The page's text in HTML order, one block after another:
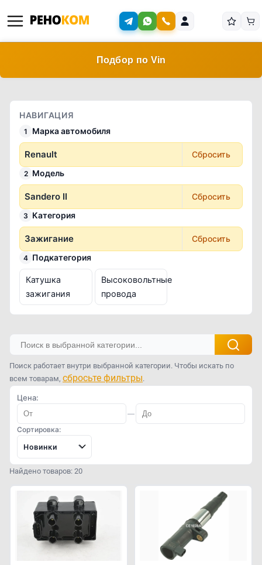
Подбор по Vin
НАВИГАЦИЯ
1 Марка автомобиля
Renault Сбросить
2 Модель
Sandero II Сбросить
3 Категория
Зажигание Сбросить
4 Подкатегория
Катушка
зажигания
Высоковольтные
провода
Поиск работает внутри выбранной категории. Чтобы искать по
всем товарам, сбросьте фильтры.
Цена:
—
Сортировка:
Новинки
Найдено товаров: 20